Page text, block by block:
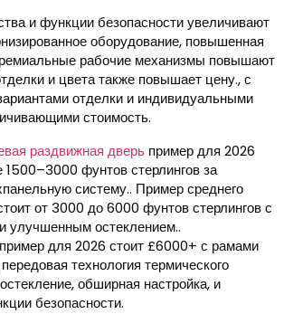
и функции безопасности увеличивают
оборудование, повышенная
рабочие механизмы повышают
и цвета также повышает цену., с
отделки и индивидуальными
стоимость.
раздвижная дверь пример для 2026
1500–3000 фунтов стерлингов за
систему.. Пример среднего
от 3000 до 6000 фунтов стерлингов с
улучшенным остеклением..
для 2026 стоит £6000+ с рамами
технология термического
обширная настройка, и
безопасности.